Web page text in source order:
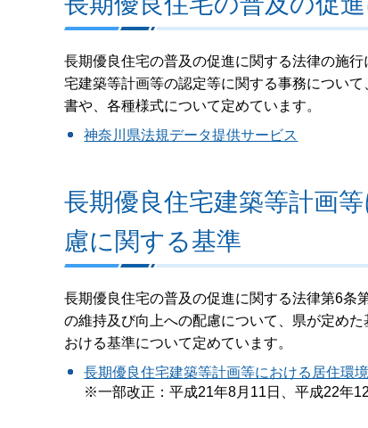
長期優良住宅の普及の促進に関する法律の施
宅建築等計画等の認定等に関する事務につい
書や、各種様式について定めています。
神奈川県法規データ提供サービス
長期優良住宅建築等計画
慮に関する基準
長期優良住宅の普及の促進に関する法律第6条
の維持及び向上への配慮について、県が定め
おける基準について定めています。
長期優良住宅建築等計画等における居住環
※一部改正：平成21年8月11日、平成22年